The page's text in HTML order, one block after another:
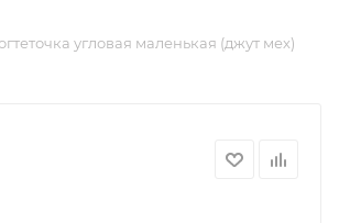
угловая маленькая (джут мех)